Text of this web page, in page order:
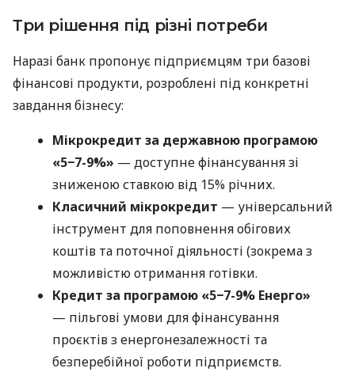
Три рішення під різні потреби
Наразі банк пропонує підприємцям три базові
фінансові продукти, розроблені під конкретні
завдання бізнесу:
Мікрокредит за державною програмою
«5−7-9%» — доступне фінансування зі
зниженою ставкою від 15% річних.
Класичний мікрокредит — універсальний
інструмент для поповнення обігових
коштів та поточної діяльності (зокрема з
можливістю отримання готівки.
Кредит за програмою «5−7-9% Енерго»
— пільгові умови для фінансування
проєктів з енергонезалежності та
безперебійної роботи підприємств.